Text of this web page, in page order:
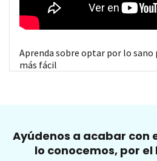
Aprenda sobre optar por lo sano
más fácil
Ayúdenos a acabar con
lo conocemos, por